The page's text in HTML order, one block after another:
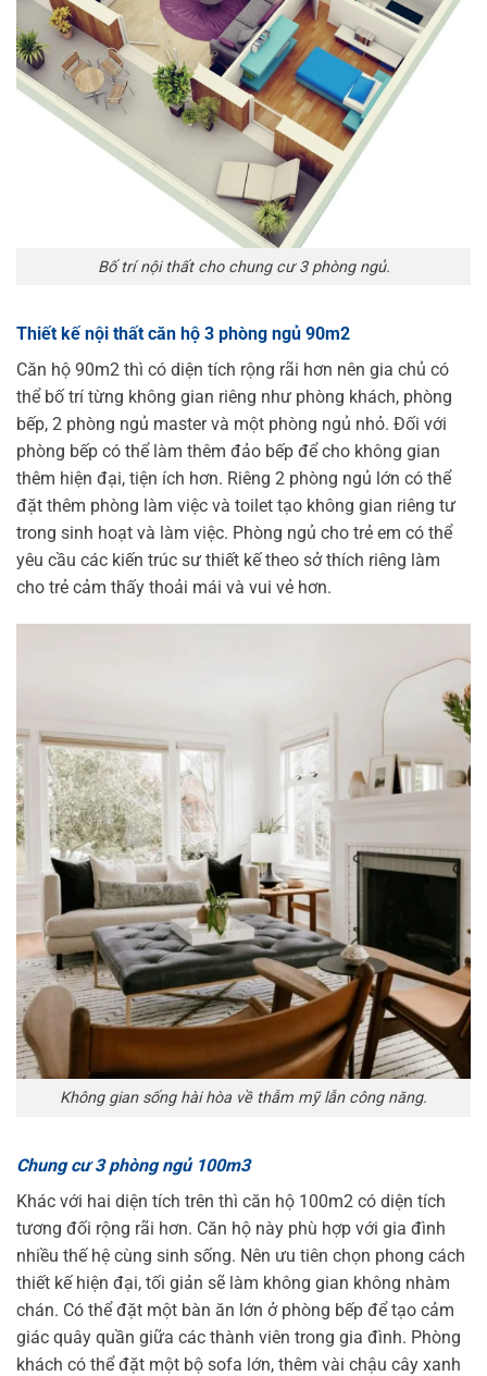
Bố trí nội thất cho chung cư 3 phòng ngủ.
Thiết kế nội thất căn hộ 3 phòng ngủ 90m2
Căn hộ 90m2 thì có diện tích rộng rãi hơn nên gia chủ có
thể bố trí từng không gian riêng như phòng khách, phòng
bếp, 2 phòng ngủ master và một phòng ngủ nhỏ. Đối với
phòng bếp có thể làm thêm đảo bếp để cho không gian
thêm hiện đại, tiện ích hơn. Riêng 2 phòng ngủ lớn có thể
đặt thêm phòng làm việc và toilet tạo không gian riêng tư
trong sinh hoạt và làm việc. Phòng ngủ cho trẻ em có thể
yêu cầu các kiến trúc sư thiết kế theo sở thích riêng làm
cho trẻ cảm thấy thoải mái và vui vẻ hơn.
Không gian sống hài hòa về thẫm mỹ lẫn công năng.
Chung cư 3 phòng ngủ 100m3
Khác với hai diện tích trên thì căn hộ 100m2 có diện tích
tương đối rộng rãi hơn. Căn hộ này phù hợp với gia đình
nhiều thế hệ cùng sinh sống. Nên ưu tiên chọn phong cách
thiết kế hiện đại, tối giản sẽ làm không gian không nhàm
chán. Có thể đặt một bàn ăn lớn ở phòng bếp để tạo cảm
giác quây quần giữa các thành viên trong gia đình. Phòng
khách có thể đặt một bộ sofa lớn, thêm vài chậu cây xanh